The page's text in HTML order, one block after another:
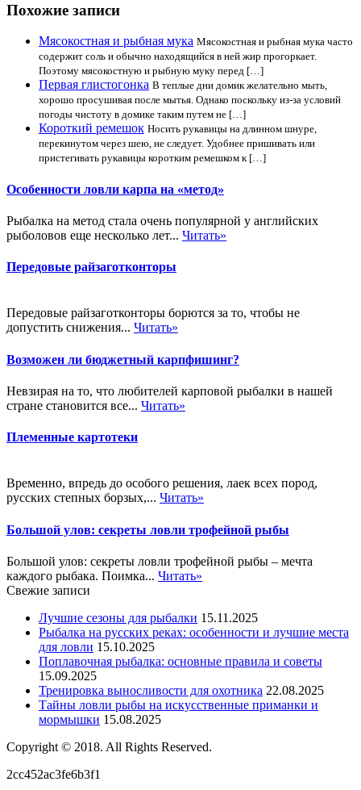
Похожие записи
Мясокостная и рыбная мука Мясокостная и рыбная мука часто
содержит соль и обычно находящийся в ней жир прогоркает.
Поэтому мясокостную и рыбную муку перед […]
Первая глистогонка В теплые дни домик желательно мыть,
хорошо просушивая после мытья. Однако поскольку из-за условий
погоды чистоту в домике таким путем не […]
Короткий ремешок Носить рукавицы на длинном шнуре,
перекинутом через шею, не следует. Удобнее пришивать или
пристегивать рукавицы коротким ремешком к […]
Особенности ловли карпа на «метод»
Рыбалка на метод стала очень популярной у английских
рыболовов еще несколько лет... Читать»
Передовые райзаготконторы
Передовые райзаготконторы борются за то, чтобы не
допустить снижения... Читать»
Возможен ли бюджетный карпфишинг?
Невзирая на то, что любителей карповой рыбалки в нашей
стране становится все... Читать»
Племенные картотеки
Временно, впредь до особого решения, лаек всех пород,
русских степных борзых,... Читать»
Большой улов: секреты ловли трофейной рыбы
Большой улов: секреты ловли трофейной рыбы – мечта
каждого рыбака. Поимка... Читать»
Свежие записи
Лучшие сезоны для рыбалки 15.11.2025
Рыбалка на русских реках: особенности и лучшие места
для ловли 15.10.2025
Поплавочная рыбалка: основные правила и советы
15.09.2025
Тренировка выносливости для охотника 22.08.2025
Тайны ловли рыбы на искусственные приманки и
мормышки 15.08.2025
Copyright © 2018. All Rights Reserved.
2cc452ac3fe6b3f1